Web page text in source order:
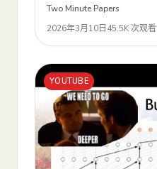
Two Minute Papers
2026年3月10日 45.5K 次观看
YOUTUBE